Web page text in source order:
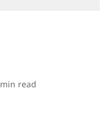
min read